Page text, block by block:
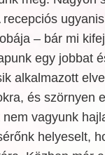
recepciós
– bár mi
egy jobbat
alkalmazott
és szörnyen
vagyunk
helyeselt,